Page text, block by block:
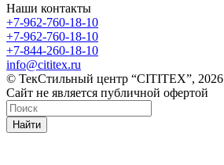
Наши контакты
+7-962-760-18-10
+7-962-760-18-10
+7-844-260-18-10
info@cititex.ru
© ТекСтильный центр “CITITEX”, 2026
Сайт не является публичной офертой
Найти